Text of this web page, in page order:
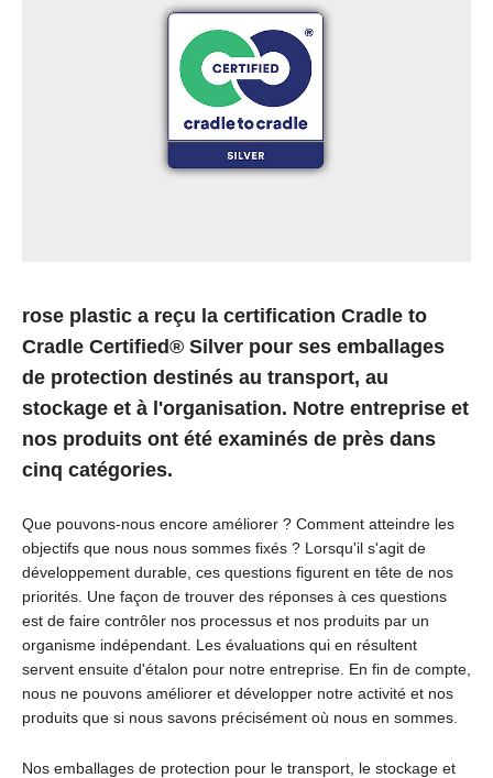
rose plastic a reçu la certification Cradle to
Cradle Certified® Silver pour ses emballages
de protection destinés au transport, au
stockage et à l'organisation. Notre entreprise et
nos produits ont été examinés de près dans
cinq catégories.
Que pouvons-nous encore améliorer ? Comment atteindre les
objectifs que nous nous sommes fixés ? Lorsqu'il s'agit de
développement durable, ces questions figurent en tête de nos
priorités. Une façon de trouver des réponses à ces questions
est de faire contrôler nos processus et nos produits par un
organisme indépendant. Les évaluations qui en résultent
servent ensuite d'étalon pour notre entreprise. En fin de compte,
nous ne pouvons améliorer et développer notre activité et nos
produits que si nous savons précisément où nous en sommes.
Nos emballages de protection pour le transport, le stockage et